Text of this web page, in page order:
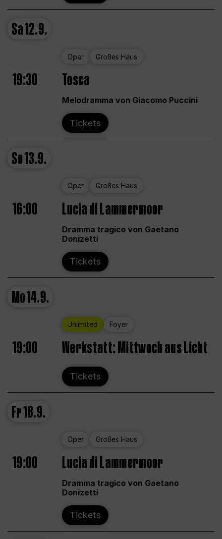
Sa12.9.
Oper Großes Haus
19:30 Tosca
Melodramma von Giacomo Puccini
Tickets
So13.9.
Oper Großes Haus
16:00 Lucia di Lammermoor
Dramma tragico von Gaetano
Donizetti
Tickets
Mo14.9.
Unlimited Foyer
19:00 Werkstatt: Mittwoch aus Licht
Tickets
Fr18.9.
Oper Großes Haus
19:00 Lucia di Lammermoor
Dramma tragico von Gaetano
Donizetti
Tickets